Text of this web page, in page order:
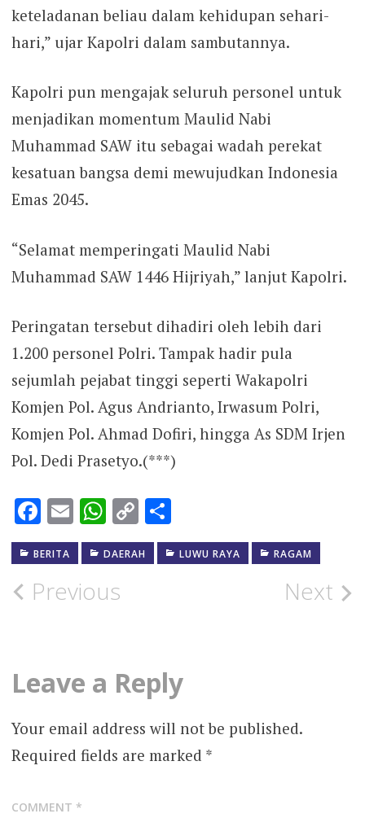
keteladanan beliau dalam kehidupan sehari-
hari,” ujar Kapolri dalam sambutannya.
Kapolri pun mengajak seluruh personel untuk
menjadikan momentum Maulid Nabi
Muhammad SAW itu sebagai wadah perekat
kesatuan bangsa demi mewujudkan Indonesia
Emas 2045.
“Selamat memperingati Maulid Nabi
Muhammad SAW 1446 Hijriyah,” lanjut Kapolri.
Peringatan tersebut dihadiri oleh lebih dari
1.200 personel Polri. Tampak hadir pula
sejumlah pejabat tinggi seperti Wakapolri
Komjen Pol. Agus Andrianto, Irwasum Polri,
Komjen Pol. Ahmad Dofiri, hingga As SDM Irjen
Pol. Dedi Prasetyo.(***)
Facebook
EmailWhatsApp
Copy
Link
Share
BERITA DAERAH LUWU RAYA RAGAM
Post
Previous Next
Leave a Reply
Your email address will not be published.
Required fields are marked *
COMMENT *